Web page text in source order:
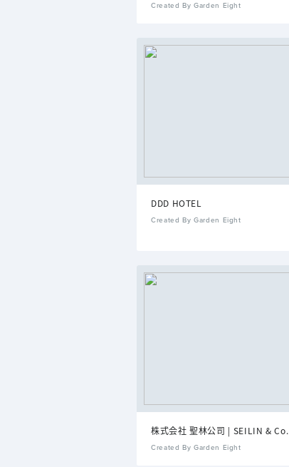
Created By Garden Eight
DDD HOTEL
Created By Garden Eight
株式会社 聖林公司 | SEILIN & Co.
Created By Garden Eight